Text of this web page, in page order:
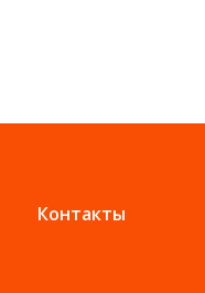
Контакты